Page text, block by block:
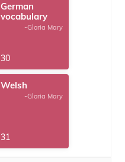
German
vocabulary
-Gloria Mary
30
Welsh
-Gloria Mary
31